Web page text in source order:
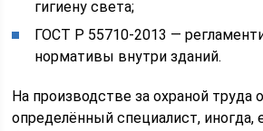
гигиену света;
ГОСТ Р 55710-2013 —
нормативы внутри зданий.
На производстве за охраной труда
определённый специалист, иногда,